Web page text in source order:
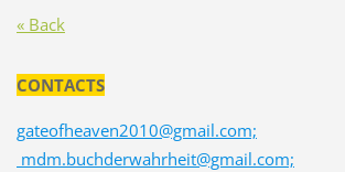
« Back
CONTACTS
gateofheaven2010@gmail.com;
mdm.buchderwahrheit@gmail.com;